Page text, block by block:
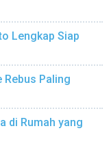
Lengkap Siap
Rebus Paling
di Rumah yang